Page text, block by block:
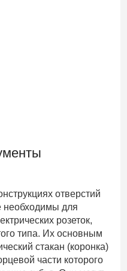
отверстий
необходимы для
розеток,
типа. Их основным
стакан (коронка)
части которого